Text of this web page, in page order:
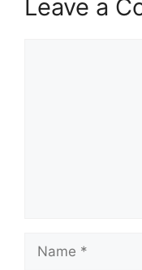
Leave a
Name